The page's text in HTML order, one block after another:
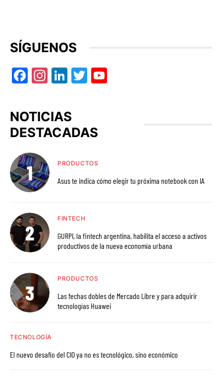
SÍGUENOS
Facebook
Instagram
LinkedIn
Twitter
NOTICIAS
DESTACADAS
PRODUCTOS
Asus te indica cómo elegir tu próxima notebook con IA
FINTECH
GURPI, la fintech argentina, habilita el acceso a activos
productivos de la nueva economía urbana
PRODUCTOS
Las fechas dobles de Mercado Libre y para adquirir
tecnologías Huawei
TECNOLOGÍA
El nuevo desafío del CIO ya no es tecnológico, sino económico